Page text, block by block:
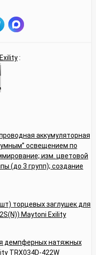
Exility: